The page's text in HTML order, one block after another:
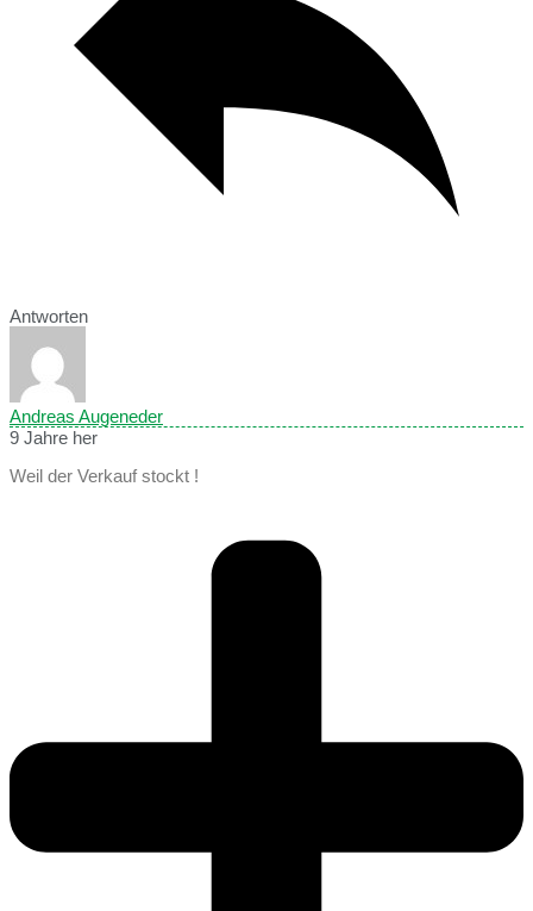
Antworten
Andreas Augeneder
9 Jahre her
Weil der Verkauf stockt !